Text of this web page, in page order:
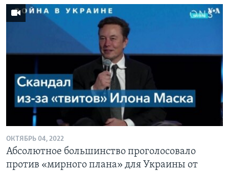
ОКТЯБРЬ 04, 2022
Абсолютное большинство проголосовало
против «мирного плана» для Украины от